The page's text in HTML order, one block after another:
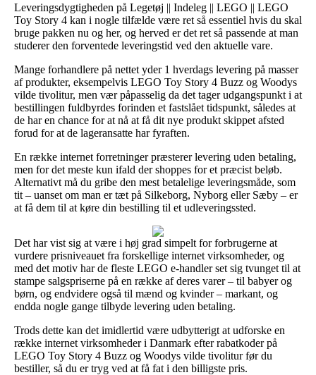
Leveringsdygtigheden på Legetøj || Indeleg || LEGO || LEGO
Toy Story 4 kan i nogle tilfælde være ret så essentiel hvis du skal
bruge pakken nu og her, og herved er det ret så passende at man
studerer den forventede leveringstid ved den aktuelle vare.
Mange forhandlere på nettet yder 1 hverdags levering på masser
af produkter, eksempelvis LEGO Toy Story 4 Buzz og Woodys
vilde tivolitur, men vær påpasselig da det tager udgangspunkt i at
bestillingen fuldbyrdes forinden et fastslået tidspunkt, således at
de har en chance for at nå at få dit nye produkt skippet afsted
forud for at de lageransatte har fyraften.
En række internet forretninger præsterer levering uden betaling,
men for det meste kun ifald der shoppes for et præcist beløb.
Alternativt må du gribe den mest betalelige leveringsmåde, som
tit – uanset om man er tæt på Silkeborg, Nyborg eller Sæby – er
at få dem til at køre din bestilling til et udleveringssted.
Det har vist sig at være i høj grad simpelt for forbrugerne at
vurdere prisniveauet fra forskellige internet virksomheder, og
med det motiv har de fleste LEGO e-handler set sig tvunget til at
stampe salgspriserne på en række af deres varer – til babyer og
børn, og endvidere også til mænd og kvinder – markant, og
endda nogle gange tilbyde levering uden betaling.
Trods dette kan det imidlertid være udbytterigt at udforske en
række internet virksomheder i Danmark efter rabatkoder på
LEGO Toy Story 4 Buzz og Woodys vilde tivolitur før du
bestiller, så du er tryg ved at få fat i den billigste pris.